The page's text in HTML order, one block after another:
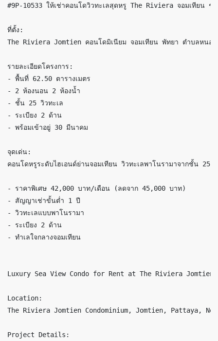
#9P-10533 ให้เช่าคอนโดวิวทะเลสุดหรู The Riviera จอมเที
ที่ตั้ง:
The Riviera Jomtien คอนโดมิเนียม จอมเทียน พัทยา ตำบลหนอง
รายละเอียดโครงการ:
- พื้นที่ 62.50 ตารางเมตร
- 2 ห้องนอน 2 ห้องน้ำ
- ชั้น 25 วิวทะเล
- ระเบียง 2 ด้าน
- พร้อมเข้าอยู่ 30 มีนาคม
จุดเด่น:
คอนโดหรูระดับไฮเอนด์ย่านจอมเทียน วิวทะเลพาโนรามาจากชั้น 25
- ราคาพิเศษ 42,000 บาท/เดือน (ลดจาก 45,000 บาท)
- สัญญาเช่าขั้นต่ำ 1 ปี
- วิวทะเลแบบพาโนรามา
- ระเบียง 2 ด้าน
- ทำเลใจกลางจอมเทียน
Luxury Sea View Condo for Rent at The Riviera
Location:
The Riviera Jomtien Condominium, Jomtien, Pattaya,
Project Details: